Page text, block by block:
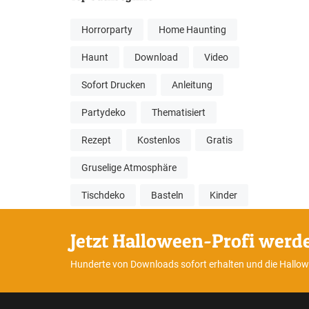
Horrorparty Home Haunting
Haunt Download Video
Sofort Drucken Anleitung
Partydeko Thematisiert
Rezept Kostenlos Gratis
Gruselige Atmosphäre
Tischdeko Basteln Kinder
Jetzt Halloween-Profi
Hunderte von Downloads sofort erhalten und die